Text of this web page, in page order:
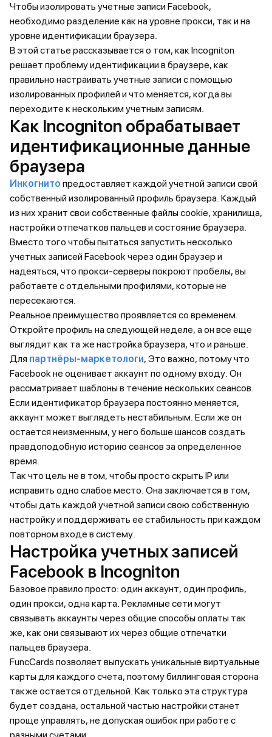
Чтобы изолировать учетные записи Facebook,
необходимо разделение как на уровне прокси, так и на
уровне идентификации браузера.
В этой статье рассказывается о том, как Incogniton
решает проблему идентификации в браузере, как
правильно настраивать учетные записи с помощью
изолированных профилей и что меняется, когда вы
переходите к нескольким учетным записям.
Как Incogniton обрабатывает
идентификационные данные
браузера
Инкогнито предоставляет каждой учетной записи свой
собственный изолированный профиль браузера. Каждый
из них хранит свои собственные файлы cookie, хранилища,
настройки отпечатков пальцев и состояние браузера.
Вместо того чтобы пытаться запустить несколько
учетных записей Facebook через один браузер и
надеяться, что прокси-серверы покроют пробелы, вы
работаете с отдельными профилями, которые не
пересекаются.
Реальное преимущество проявляется со временем.
Откройте профиль на следующей неделе, а он все еще
выглядит как та же настройка браузера, что и раньше.
Для партнёры-маркетологи, Это важно, потому что
Facebook не оценивает аккаунт по одному входу. Он
рассматривает шаблоны в течение нескольких сеансов.
Если идентификатор браузера постоянно меняется,
аккаунт может выглядеть нестабильным. Если же он
остается неизменным, у него больше шансов создать
правдоподобную историю сеансов за определенное
время.
Так что цель не в том, чтобы просто скрыть IP или
исправить одно слабое место. Она заключается в том,
чтобы дать каждой учетной записи свою собственную
настройку и поддерживать ее стабильность при каждом
повторном входе в систему.
Настройка учетных записей
Facebook в Incogniton
Базовое правило просто: один аккаунт, один профиль,
один прокси, одна карта. Рекламные сети могут
связывать аккаунты через общие способы оплаты так
же, как они связывают их через общие отпечатки
пальцев браузера.
FuncCards позволяет выпускать уникальные виртуальные
карты для каждого счета, поэтому биллинговая сторона
также остается отдельной. Как только эта структура
будет создана, остальной частью настройки станет
проще управлять, не допуская ошибок при работе с